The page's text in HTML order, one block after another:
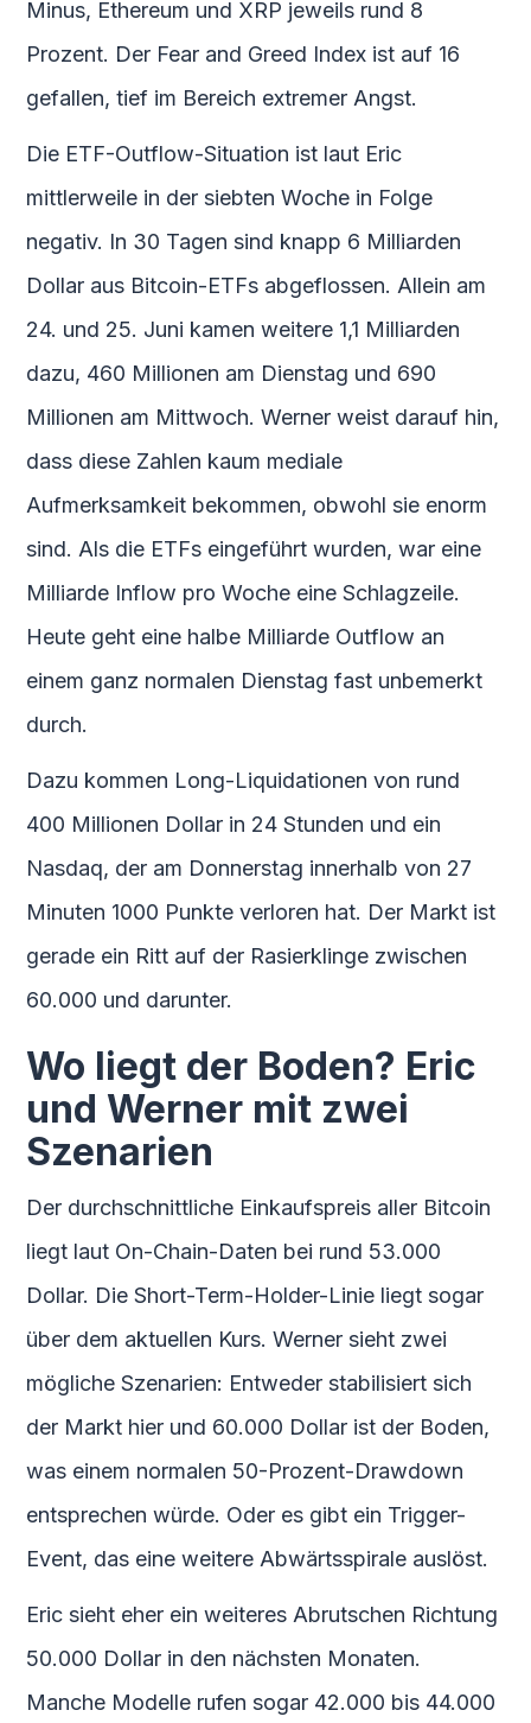
Minus, Ethereum und XRP jeweils rund 8
Prozent. Der Fear and Greed Index ist auf 16
gefallen, tief im Bereich extremer Angst.
Die ETF-Outflow-Situation ist laut Eric
mittlerweile in der siebten Woche in Folge
negativ. In 30 Tagen sind knapp 6 Milliarden
Dollar aus Bitcoin-ETFs abgeflossen. Allein am
24. und 25. Juni kamen weitere 1,1 Milliarden
dazu, 460 Millionen am Dienstag und 690
Millionen am Mittwoch. Werner weist darauf hin,
dass diese Zahlen kaum mediale
Aufmerksamkeit bekommen, obwohl sie enorm
sind. Als die ETFs eingeführt wurden, war eine
Milliarde Inflow pro Woche eine Schlagzeile.
Heute geht eine halbe Milliarde Outflow an
einem ganz normalen Dienstag fast unbemerkt
durch.
Dazu kommen Long-Liquidationen von rund
400 Millionen Dollar in 24 Stunden und ein
Nasdaq, der am Donnerstag innerhalb von 27
Minuten 1000 Punkte verloren hat. Der Markt ist
gerade ein Ritt auf der Rasierklinge zwischen
60.000 und darunter.
Wo liegt der Boden? Eric
und Werner mit zwei
Szenarien
Der durchschnittliche Einkaufspreis aller Bitcoin
liegt laut On-Chain-Daten bei rund 53.000
Dollar. Die Short-Term-Holder-Linie liegt sogar
über dem aktuellen Kurs. Werner sieht zwei
mögliche Szenarien: Entweder stabilisiert sich
der Markt hier und 60.000 Dollar ist der Boden,
was einem normalen 50-Prozent-Drawdown
entsprechen würde. Oder es gibt ein Trigger-
Event, das eine weitere Abwärtsspirale auslöst.
Eric sieht eher ein weiteres Abrutschen Richtung
50.000 Dollar in den nächsten Monaten.
Manche Modelle rufen sogar 42.000 bis 44.000